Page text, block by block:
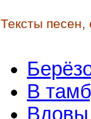
Тексты песен,
В
Вдовы